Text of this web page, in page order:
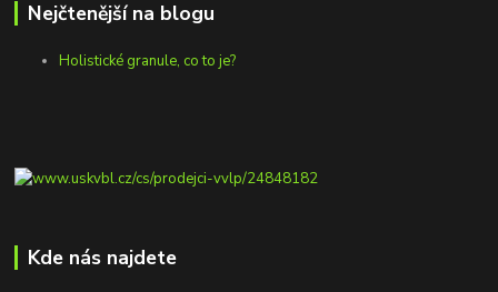
Nejčtenější na blogu
Holistické granule, co to je?
Kde nás najdete